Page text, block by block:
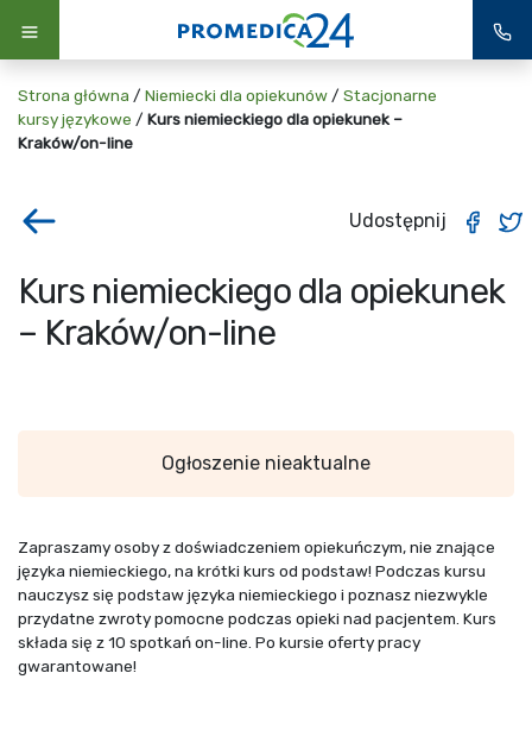
Strona główna / Niemiecki dla opiekunów / Stacjonarne
kursy językowe / Kurs niemieckiego dla opiekunek –
Kraków/on-line
Udostępnij
Kurs niemieckiego dla opiekunek
– Kraków/on-line
Ogłoszenie nieaktualne
Zapraszamy osoby z doświadczeniem opiekuńczym, nie znające
języka niemieckiego, na krótki kurs od podstaw! Podczas kursu
nauczysz się podstaw języka niemieckiego i poznasz niezwykle
przydatne zwroty pomocne podczas opieki nad pacjentem. Kurs
składa się z 10 spotkań on-line. Po kursie oferty pracy
gwarantowane!